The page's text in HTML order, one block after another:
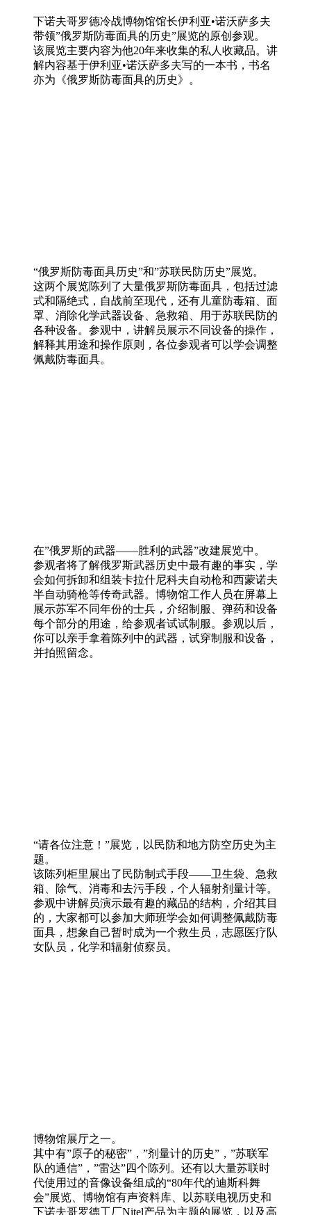
下诺夫哥罗德冷战博物馆馆长伊利亚•诺沃萨多夫
带领”俄罗斯防毒面具的历史”展览的原创参观。
该展览主要内容为他20年来收集的私人收藏品。讲
解内容基于伊利亚•诺沃萨多夫写的一本书，书名
亦为《俄罗斯防毒面具的历史》。
“俄罗斯防毒面具历史”和”苏联民防历史”展览。
这两个展览陈列了大量俄罗斯防毒面具，包括过滤
式和隔绝式，自战前至现代，还有儿童防毒箱、面
罩、消除化学武器设备、急救箱、用于苏联民防的
各种设备。参观中，讲解员展示不同设备的操作，
解释其用途和操作原则，各位参观者可以学会调整
佩戴防毒面具。
在”俄罗斯的武器——胜利的武器”改建展览中。
参观者将了解俄罗斯武器历史中最有趣的事实，学
会如何拆卸和组装卡拉什尼科夫自动枪和西蒙诺夫
半自动骑枪等传奇武器。博物馆工作人员在屏幕上
展示苏军不同年份的士兵，介绍制服、弹药和设备
每个部分的用途，给参观者试试制服。参观以后，
你可以亲手拿着陈列中的武器，试穿制服和设备，
并拍照留念。
“请各位注意！”展览，以民防和地方防空历史为主
题。
该陈列柜里展出了民防制式手段——卫生袋、急救
箱、除气、消毒和去污手段，个人辐射剂量计等。
参观中讲解员演示最有趣的藏品的结构，介绍其目
的，大家都可以参加大师班学会如何调整佩戴防毒
面具，想象自己暂时成为一个救生员，志愿医疗队
女队员，化学和辐射侦察员。
博物馆展厅之一。
其中有”原子的秘密”，”剂量计的历史”，”苏联军
队的通信”，”雷达”四个陈列。还有以大量苏联时
代使用过的音像设备组成的“80年代的迪斯科舞
会”展览、博物馆有声资料库、以苏联电视历史和
下诺夫哥罗德工厂Nitel产品为主题的展览，以及高